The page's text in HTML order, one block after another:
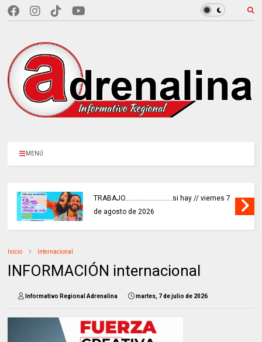
MENÚ
TRABAJO...........................si hay // viernes 7
de agosto de 2026
Inicio Internacional
INFORMACIÓN internacional
Informativo Regional Adrenalina martes, 7 de julio de 2026